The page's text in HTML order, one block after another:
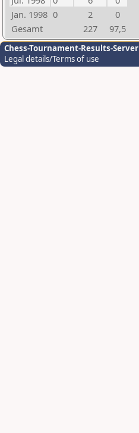
Jan. 1998 0 2
0
Gesamt
227 97,5
Chess-Tournament-Results-Server
Legal details/Terms of use